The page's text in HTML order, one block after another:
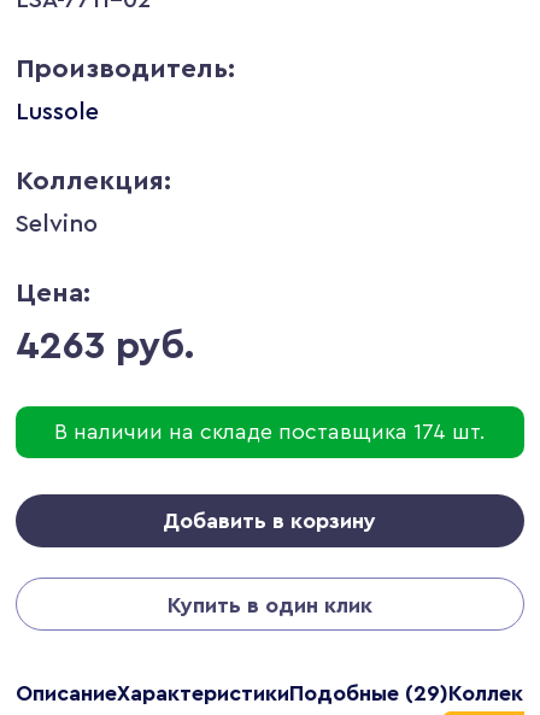
Производитель:
Lussole
Коллекция:
Selvino
Цена:
4263 руб.
В наличии на складе поставщика 174 шт.
Добавить в корзину
Купить в один клик
ОписаниеХарактеристикиПодобные (29)